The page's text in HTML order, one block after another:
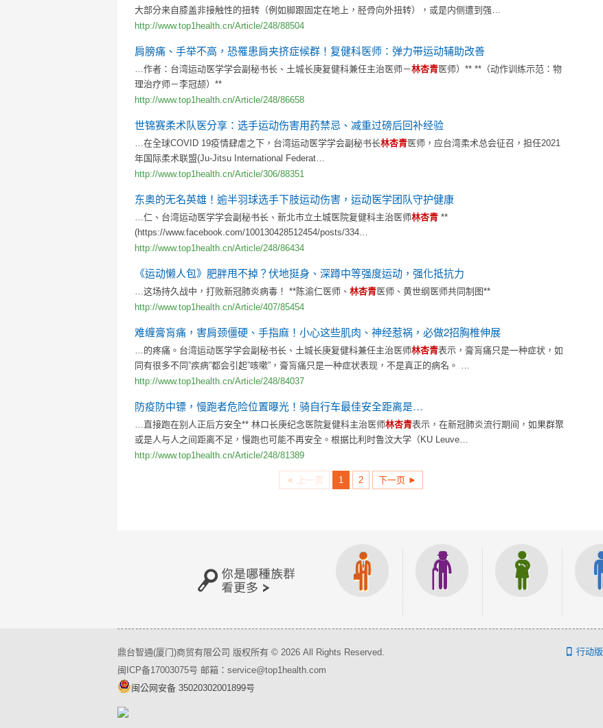
大部分来自膝盖非接触性的扭转（例如脚跟固定在地上，胫骨向外扭转），或是内侧遭到强…
http://www.top1health.cn/Article/248/88504
肩膀痛、手举不高，恐罹患肩夹挤症候群！复健科医师：弹力带运动辅助改善
…作者：台湾运动医学学会副秘书长、土城长庚复健科兼任主治医师－林杏青医师）** **（动作训练示范：物
理治疗师－李冠颉）**
http://www.top1health.cn/Article/248/86658
世锦赛柔术队医分享：选手运动伤害用药禁忌、减重过磅后回补经验
…在全球COVID 19疫情肆虐之下，台湾运动医学学会副秘书长林杏青医师，应台湾柔术总会征召，担任2021
年国际柔术联盟(Ju-Jitsu International Federat…
http://www.top1health.cn/Article/306/88351
东奥的无名英雄！逾半羽球选手下肢运动伤害，运动医学团队守护健康
…仁、台湾运动医学学会副秘书长、新北市立土城医院复健科主治医师林杏青**
(https://www.facebook.com/100130428512454/posts/334…
http://www.top1health.cn/Article/248/86434
《运动懒人包》肥胖甩不掉？伏地挺身、深蹲中等强度运动，强化抵抗力
…这场持久战中，打败新冠肺炎病毒！ **陈渝仁医师、 林杏青医师、黄世纲医师共同制图**
http://www.top1health.cn/Article/407/85454
难缠膏肓痛，害肩颈僵硬、手指麻！小心这些肌肉、神经惹祸，必做2招胸椎伸展
…的疼痛。台湾运动医学学会副秘书长、土城长庚复健科兼任主治医师林杏青表示，膏肓痛只是一种症状，如
同有很多不同”疾病”都会引起”咳嗽”，膏肓痛只是一种症状表现，不是真正的病名。 …
http://www.top1health.cn/Article/248/84037
防疫防中镖，慢跑者危险位置曝光！骑自行车最佳安全距离是…
…直接跑在别人正后方安全** 林口长庚纪念医院复健科主治医师林杏青表示，在新冠肺炎流行期间，如果群聚
或是人与人之间距离不足，慢跑也可能不再安全。根据比利时鲁汶大学（KU Leuve…
http://www.top1health.cn/Article/248/81389
◄ 上一页 1 2 下一页 ►
行动版
鼎台智通(厦门)商贸有限公司 版权所有 © 2026 All Rights Reserved.
闽ICP备17003075号 邮箱：service@top1health.com
闽公网安备 35020302001899号